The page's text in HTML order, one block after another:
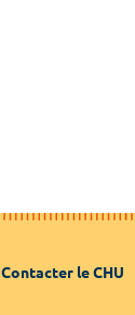
Contacter le CHU